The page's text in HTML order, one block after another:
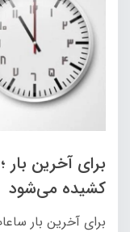
برای آخرین
کشیده می‌شود
برای آخرین بار